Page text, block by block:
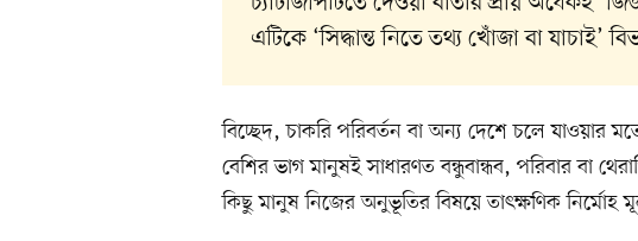
এটিকে ‘সিদ্ধান্ত নিতে তথ্য খোঁজা বা যাচাই’
বিচ্ছেদ, চাকরি পরিবর্তন বা অন্য দেশে চলে যাওয়ার মতো
বেশির ভাগ মানুষই সাধারণত বন্ধুবান্ধব, পরিবার বা
কিছু মানুষ নিজের অনুভূতির বিষয়ে তাৎক্ষণিক